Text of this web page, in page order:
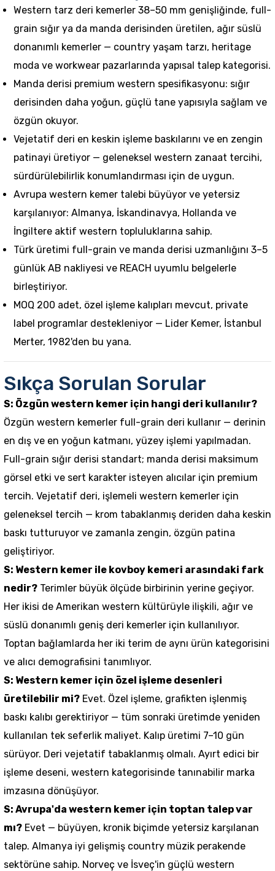
Western tarz deri kemerler 38–50 mm genişliğinde, full-
grain sığır ya da manda derisinden üretilen, ağır süslü
donanımlı kemerler — country yaşam tarzı, heritage
moda ve workwear pazarlarında yapısal talep kategorisi.
Manda derisi premium western spesifikasyonu: sığır
derisinden daha yoğun, güçlü tane yapısıyla sağlam ve
özgün okuyor.
Vejetatif deri en keskin işleme baskılarını ve en zengin
patinayi üretiyor — geleneksel western zanaat tercihi,
sürdürülebilirlik konumlandırması için de uygun.
Avrupa western kemer talebi büyüyor ve yetersiz
karşılanıyor: Almanya, İskandinavya, Hollanda ve
İngiltere aktif western topluluklarına sahip.
Türk üretimi full-grain ve manda derisi uzmanlığını 3–5
günlük AB nakliyesi ve REACH uyumlu belgelerle
birleştiriyor.
MOQ 200 adet, özel işleme kalıpları mevcut, private
label programlar destekleniyor — Lider Kemer, İstanbul
Merter, 1982'den bu yana.
Sıkça Sorulan Sorular
S: Özgün western kemer için hangi deri kullanılır?
Özgün western kemerler full-grain deri kullanır — derinin
en dış ve en yoğun katmanı, yüzey işlemi yapılmadan.
Full-grain sığır derisi standart; manda derisi maksimum
görsel etki ve sert karakter isteyen alıcılar için premium
tercih. Vejetatif deri, işlemeli western kemerler için
geleneksel tercih — krom tabaklanmış deriden daha keskin
baskı tutturuyor ve zamanla zengin, özgün patina
geliştiriyor.
S: Western kemer ile kovboy kemeri arasındaki fark
nedir? Terimler büyük ölçüde birbirinin yerine geçiyor.
Her ikisi de Amerikan western kültürüyle ilişkili, ağır ve
süslü donanımlı geniş deri kemerler için kullanılıyor.
Toptan bağlamlarda her iki terim de aynı ürün kategorisini
ve alıcı demografisini tanımlıyor.
S: Western kemer için özel işleme desenleri
üretilebilir mi? Evet. Özel işleme, grafikten işlenmiş
baskı kalıbı gerektiriyor — tüm sonraki üretimde yeniden
kullanılan tek seferlik maliyet. Kalıp üretimi 7–10 gün
sürüyor. Deri vejetatif tabaklanmış olmalı. Ayırt edici bir
işleme deseni, western kategorisinde tanınabilir marka
imzasına dönüşüyor.
S: Avrupa'da western kemer için toptan talep var
mı? Evet — büyüyen, kronik biçimde yetersiz karşılanan
talep. Almanya iyi gelişmiş country müzik perakende
sektörüne sahip. Norveç ve İsveç'in güçlü western